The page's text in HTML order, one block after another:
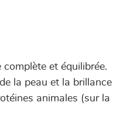
et équilibrée.
la peau et la brillance
animales (sur la